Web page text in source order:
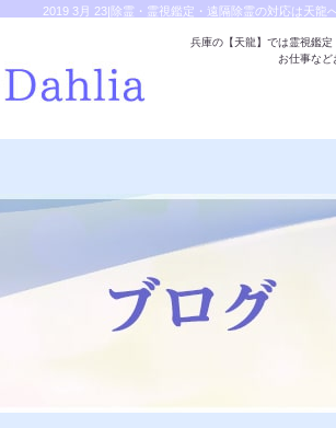
2019 3月 23|除霊・霊視鑑定・遠隔除霊の対応は天龍
兵庫の【天龍】では霊視鑑定
お仕事など